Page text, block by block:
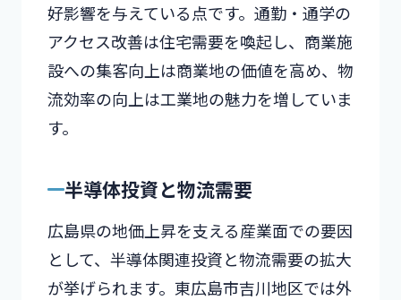
好影響を与えている点です。通勤・通学の
アクセス改善は住宅需要を喚起し、商業施
設への集客向上は商業地の価値を高め、物
流効率の向上は工業地の魅力を増していま
す。
半導体投資と物流需要
広島県の地価上昇を支える産業面での要因
として、半導体関連投資と物流需要の拡大
が挙げられます。東広島市吉川地区では外